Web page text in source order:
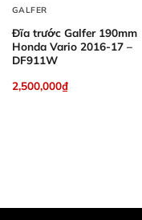
GALFER
Đĩa trước Galfer 190mm
Honda Vario 2016-17 –
DF911W
2,500,000₫